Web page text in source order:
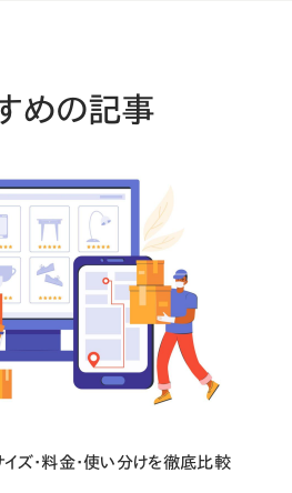
めの記事
イズ・料金・使い分けを徹底比較